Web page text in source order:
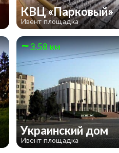
КВЦ «Парковый»
Ивент площадка
3.58 км
Украинский дом
Ивент площадка